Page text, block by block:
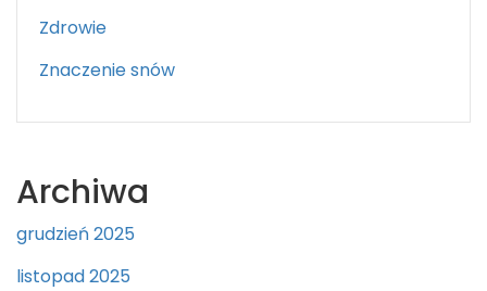
Zdrowie
Znaczenie snów
Archiwa
grudzień 2025
listopad 2025